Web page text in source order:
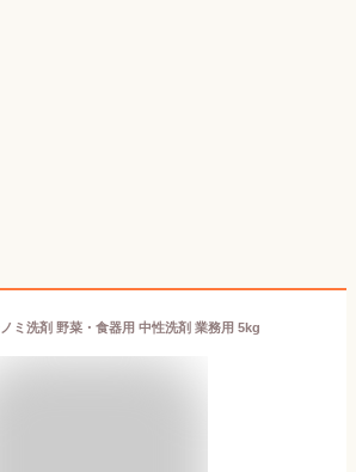
ミ洗剤 野菜・食器用 中性洗剤 業務用 5kg